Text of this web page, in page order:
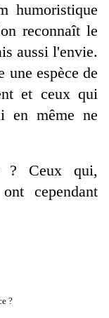
humoristique
reconnaît le
aussi l'envie.
une espèce de
et ceux qui
en même ne
? Ceux qui,
cependant
?